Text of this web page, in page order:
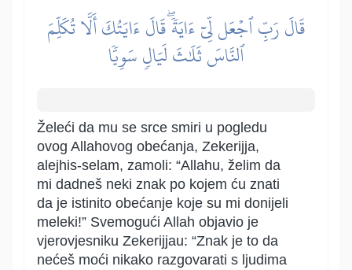
قَالَ رَبِّ ٱجۡعَل لِّيٓ ءَايَةٗۖ قَالَ ءَايَتُكَ أَلَّا تُكَلِّمَ
ٱلنَّاسَ ثَلَٰثَ لَيَالٖ سَوِيّٗا
Želeći da mu se srce smiri u pogledu
ovog Allahovog obećanja, Zekerijja,
alejhis-selam, zamoli: “Allahu, želim da
mi dadneš neki znak po kojem ću znati
da je istinito obećanje koje su mi donijeli
meleki!” Svemogući Allah objavio je
vjerovjesniku Zekerijjau: “Znak je to da
nećeš moći nikako razgovarati s ljudima